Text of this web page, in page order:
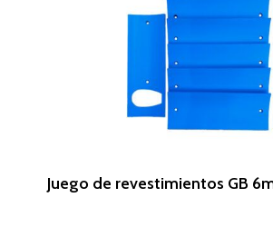
Leer Más
Juego de revestimientos GB